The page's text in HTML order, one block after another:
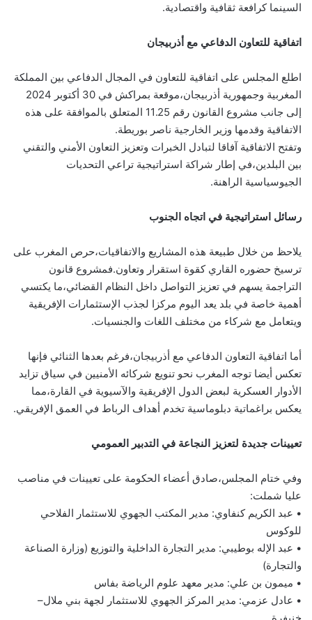
السينما كرافعة ثقافية واقتصادية.
اتفاقية للتعاون الدفاعي مع أذربيجان
اطلع المجلس على اتفاقية للتعاون في المجال الدفاعي بين المملكة
المغربية وجمهورية أذربيجان،موقعة بمراكش في 30 أكتوبر 2024
إلى جانب مشروع القانون رقم 11.25 المتعلق بالموافقة على هذه
الاتفاقية وقدمها وزير الخارجية ناصر بوريطة.
وتفتح الاتفاقية آفاقا لتبادل الخبرات وتعزيز التعاون الأمني والتقني
بين البلدين،في إطار شراكة استراتيجية تراعي التحديات
الجيوسياسية الراهنة.
رسائل استراتيجية في اتجاه الجنوب
يلاحظ من خلال طبيعة هذه المشاريع والاتفاقيات،حرص المغرب على
ترسيخ حضوره القاري كقوة استقرار وتعاون.فمشروع قانون
التراجمة يسهم في تعزيز التواصل داخل النظام القضائي،ما يكتسي
أهمية خاصة في بلد يعد اليوم مركزا لجذب الإستثمارات الإفريقية
ويتعامل مع شركاء من مختلف اللغات والجنسيات.
أما اتفاقية التعاون الدفاعي مع أذربيجان،فرغم بعدها الثنائي فإنها
تعكس أيضا توجه المغرب نحو تنويع شركائه الأمنيين في سياق تزايد
الأدوار العسكرية لبعض الدول الإفريقية والآسيوية في القارة،مما
يعكس براغماتية دبلوماسية تخدم أهداف الرباط في العمق الإفريقي.
تعيينات جديدة لتعزيز النجاعة في التدبير العمومي
وفي ختام المجلس،صادق أعضاء الحكومة على تعيينات في مناصب
عليا شملت:
• عبد الكريم كنفاوي: مدير المكتب الجهوي للاستثمار الفلاحي
للوكوس
• عبد الإله بوطيبي: مدير التجارة الداخلية والتوزيع (وزارة الصناعة
والتجارة)
• ميمون بن علي: مدير معهد علوم الرياضة بفاس
• عادل عزمي: مدير المركز الجهوي للاستثمار لجهة بني ملال–